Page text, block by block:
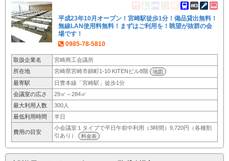
平成23年10月オープン！宮崎駅徒歩1分！備品貸出無料！
無線LAN使用料無料！まずはご利用を！眺望が抜群の会
場です！
0985-78-5810
取扱企業名
宮崎商工会議所
所在地
宮崎県宮崎市錦町1-10 KITENビル8階 地図
最寄駅
日豊本線「宮崎駅」徒歩1分
会議室の広さ
29㎡～284㎡
最大利用人数
300人
最低利用時間
半日
費用の目安
小会議室１タイプで平日午前中利用（3時間）9,720円（各種割
引あり）
料金表